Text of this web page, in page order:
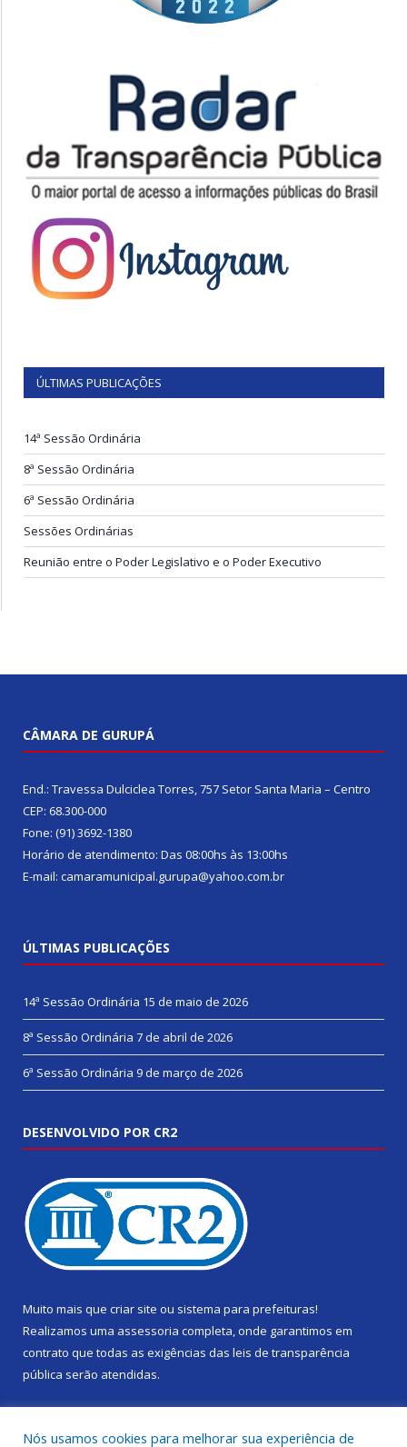
ÚLTIMAS PUBLICAÇÕES
14ª Sessão Ordinária
8ª Sessão Ordinária
6ª Sessão Ordinária
Sessões Ordinárias
Reunião entre o Poder Legislativo e o Poder Executivo
CÂMARA DE GURUPÁ
End.: Travessa Dulciclea Torres, 757 Setor Santa Maria – Centro
CEP: 68.300-000
Fone: (91) 3692-1380
Horário de atendimento: Das 08:00hs às 13:00hs
E-mail: camaramunicipal.gurupa@yahoo.com.br
ÚLTIMAS PUBLICAÇÕES
14ª Sessão Ordinária 15 de maio de 2026
8ª Sessão Ordinária 7 de abril de 2026
6ª Sessão Ordinária 9 de março de 2026
DESENVOLVIDO POR CR2
Muito mais que criar site ou sistema para prefeituras!
Realizamos uma assessoria completa, onde garantimos em
contrato que todas as exigências das leis de transparência
pública serão atendidas.
Nós usamos cookies para melhorar sua experiência de